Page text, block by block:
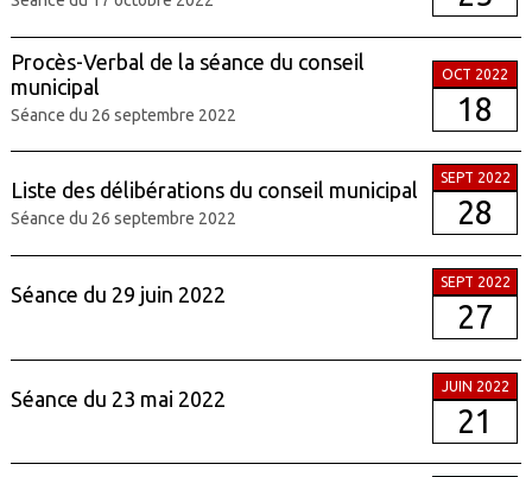
Procès-Verbal de la séance du conseil
municipal
Séance du 26 septembre 2022
OCT 2022
18
Liste des délibérations du conseil municipal
Séance du 26 septembre 2022
SEPT 2022
28
Séance du 29 juin 2022
SEPT 2022
27
Séance du 23 mai 2022
JUIN 2022
21